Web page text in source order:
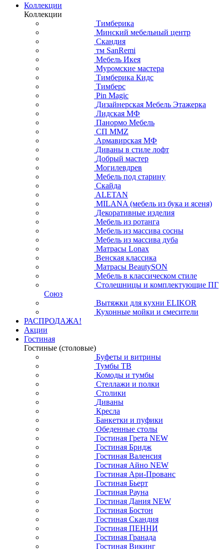
Коллекции
Коллекции
Тимберика
Минский мебельный центр
Скандия
тм SanRemi
Мебель Икея
Муромские мастера
Тимберика Кидс
Тимберс
Pin Magic
Дизайнерская Мебель Этажерка
Лидская МФ
Панормо Мебель
СП ММZ
Армавирская МФ
Диваны в стиле лофт
Добрый мастер
Могилевдрев
Мебель под старину
Скайда
ALETAN
MILANA (мебель из бука и ясеня)
Декоративные изделия
Мебель из ротанга
Мебель из массива сосны
Мебель из массива дуба
Матрасы Lonax
Венская классика
Матрасы BeautySON
Мебель в классическом стиле
Столешницы и комплектующие ПГ
Союз
Вытяжки для кухни ELIKOR
Кухонные мойки и смесители
РАСПРОДАЖА!
Акции
Гостиная
Гостиные (столовые)
Буфеты и витрины
Тумбы ТВ
Комоды и тумбы
Стеллажи и полки
Столики
Диваны
Кресла
Банкетки и пуфики
Обеденные столы
Гостиная Грета NEW
Гостиная Бридж
Гостиная Валенсия
Гостиная Айно NEW
Гостиная Ари-Прованс
Гостиная Бьерт
Гостиная Рауна
Гостиная Дания NEW
Гостиная Бостон
Гостиная Скандия
Гостиная ПЕННИ
Гостиная Гранада
Гостиная Викинг